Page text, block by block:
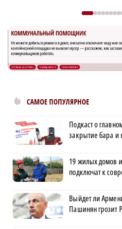
САМОЕ ПОПУЛЯРНОЕ
Подкаст о
закрытие бара и
19 жилых домов
подключат к
Выйдет ли
Пашинян грозит